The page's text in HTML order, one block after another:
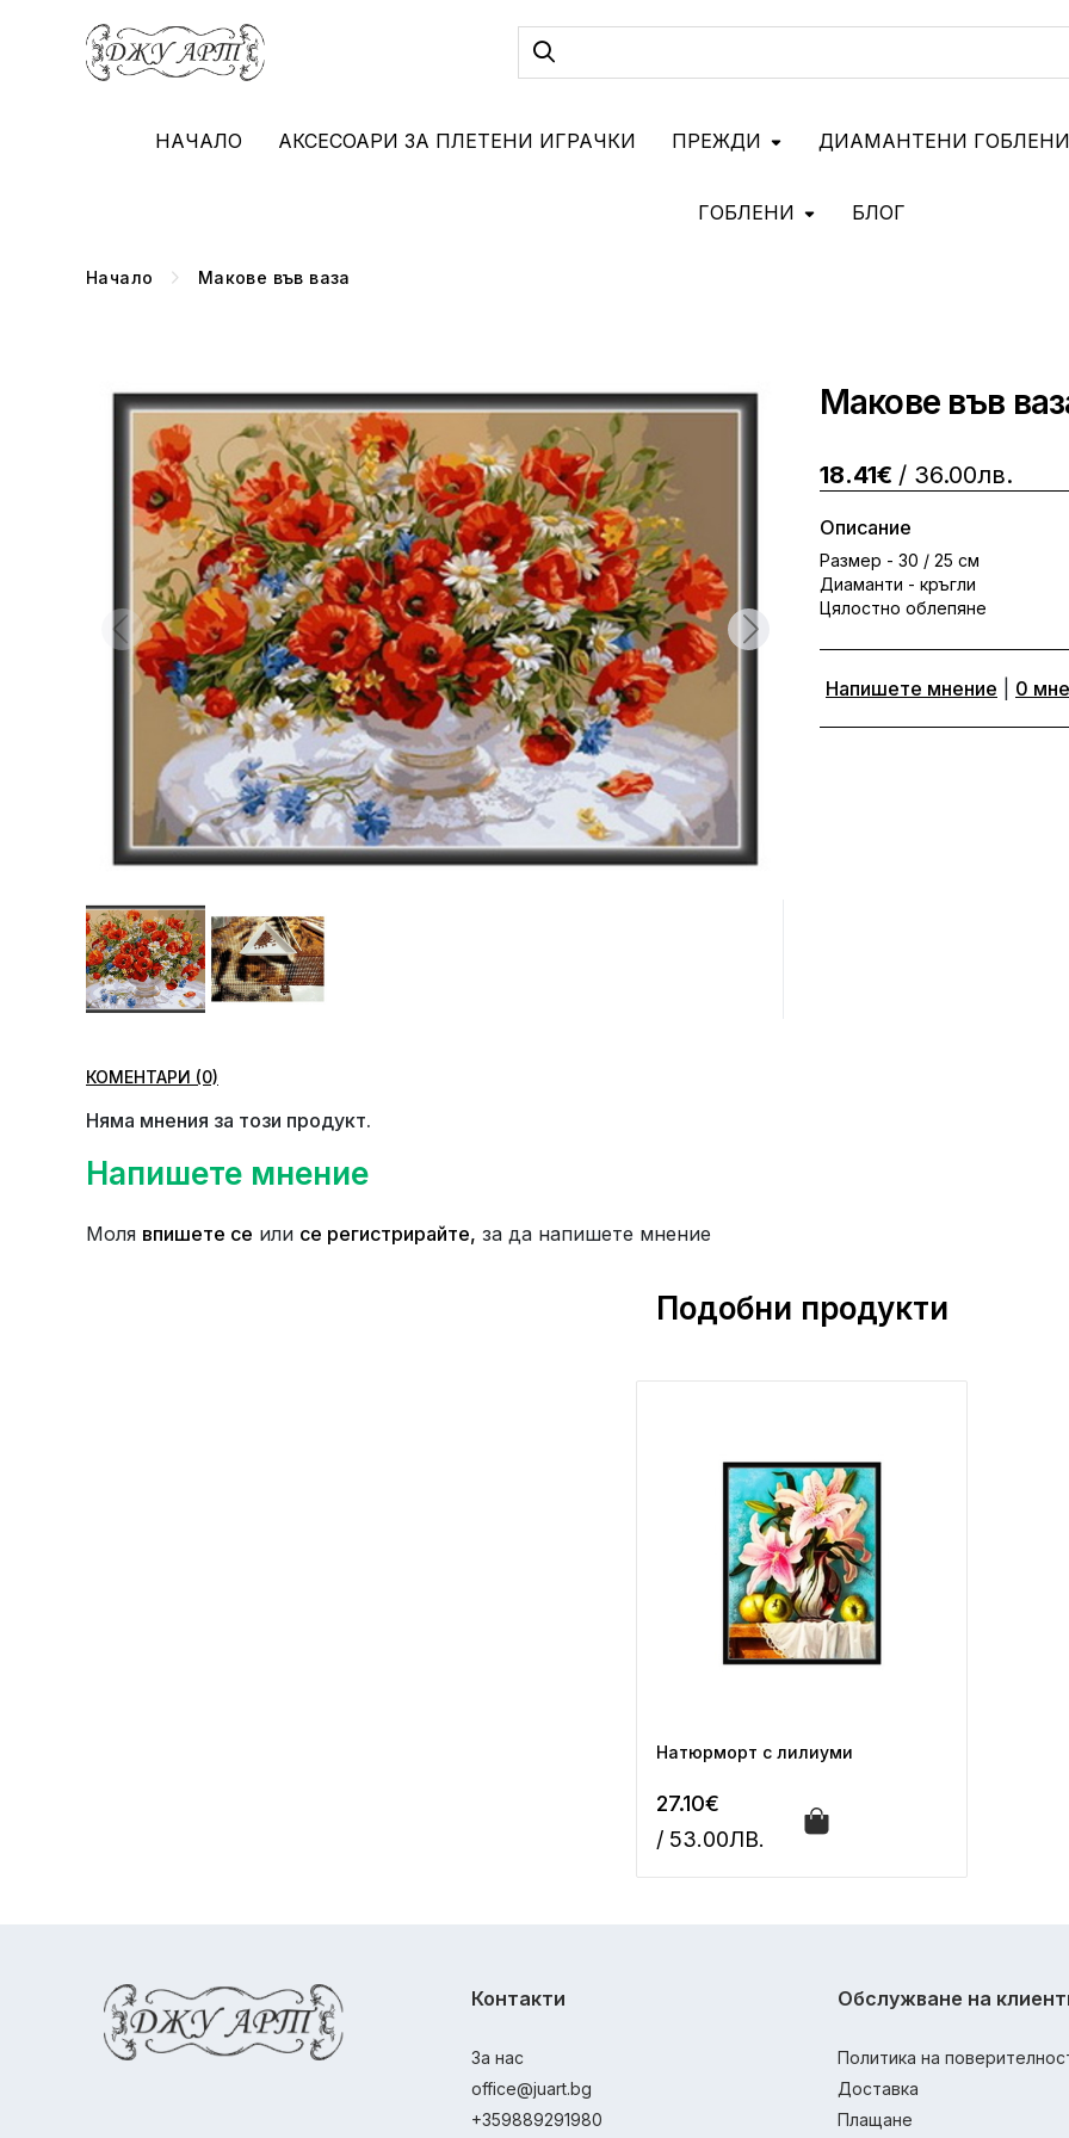
НАЧАЛО АКСЕСОАРИ ЗА ПЛЕТЕНИ ИГРАЧКИ
ГОБЛЕНИ
ПРЕЖДИ ДИАМАНТЕНИ ГОБЛЕНИ
БЛОГ
Начало Макове във ваза
Макове във
18.41€ / 36.00лв.
Описание
Размер - 30 / 25 см
Диаманти - кръгли
Цялостно облепяне
Напишете мнение 0
КОМЕНТАРИ (0)
Няма мнения за този продукт.
Напишете мнение
Моля впишете се или се регистрирайте, за да напишете мнение
Подобни продукти
Натюрморт с лилиуми
27.10€
/ 53.00ЛВ.
Контакти
За нас
office@juart.bg
+359889291980
Обслужване на
Политика на
Доставка
Плащане